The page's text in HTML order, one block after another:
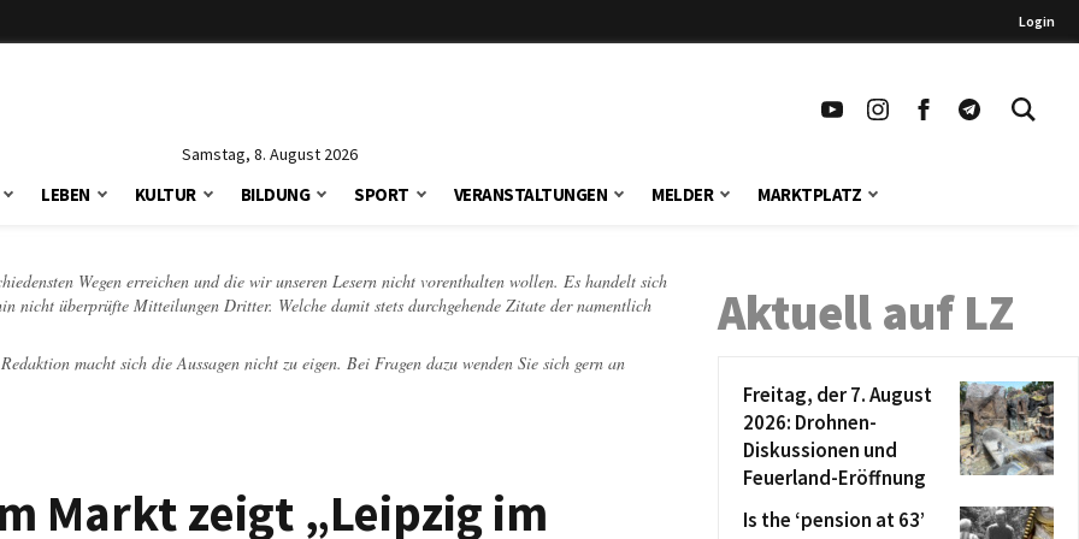
Login
Samstag, 8. August 2026
LEBEN KULTUR BILDUNG SPORT VERANSTALTUNGEN MELDER MARKTPLATZ
Wegen erreichen und die wir unseren Lesern nicht vorenthalten wollen. Es handelt sich
nicht überprüfte Mitteilungen Dritter. Welche damit stets durchgehende Zitate der namentlich
macht sich die Aussagen nicht zu eigen. Bei Fragen dazu wenden Sie sich gern an
Markt zeigt „Leipzig im
Aktuell auf LZ
Freitag, der 7. August
2026: Drohnen-
Diskussionen und
Feuerland-Eröffnung
Is the ‘pension at 63’